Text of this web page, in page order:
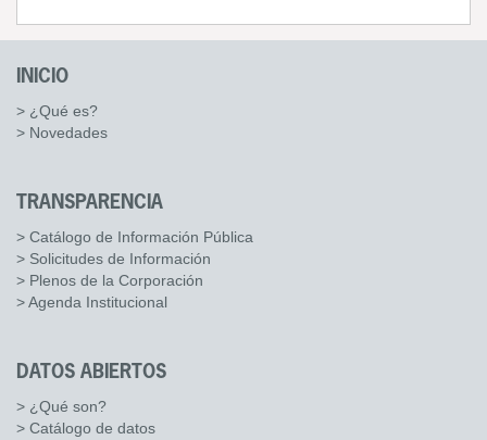
INICIO
> ¿Qué es?
> Novedades
TRANSPARENCIA
> Catálogo de Información Pública
> Solicitudes de Información
> Plenos de la Corporación
> Agenda Institucional
DATOS ABIERTOS
> ¿Qué son?
> Catálogo de datos